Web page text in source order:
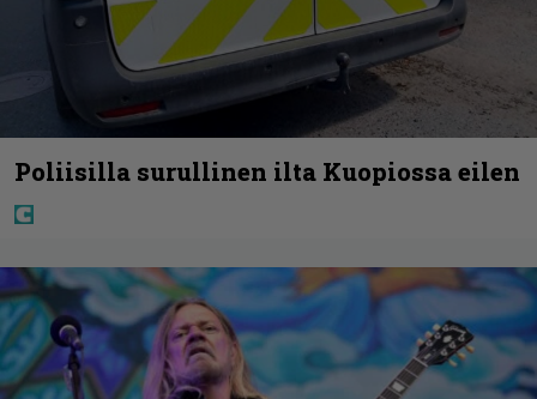
Poliisilla surullinen ilta Kuopiossa eilen